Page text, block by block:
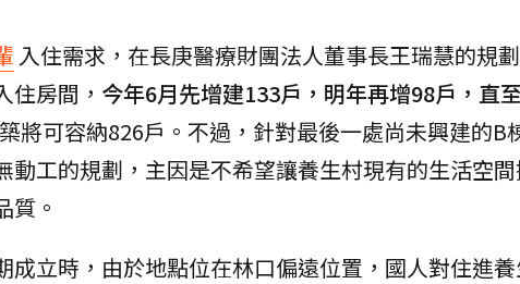
入住需求，在長庚醫療財團法人董事長王瑞慧的規
住房間， 今年6月先增建133戶，明年再增98戶，直
將可容納826戶。不過，針對最後一處尚未興建的B
動工的規劃，主因是不希望讓養生村現有的生活空
質。
成立時，由於地點位在林口偏遠位置，國人對住進